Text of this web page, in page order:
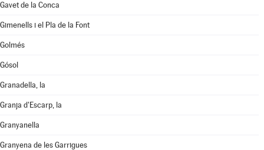
Gavet de la Conca
Gimenells i el Pla de la Font
Golmés
Gósol
Granadella, la
Granja d'Escarp, la
Granyanella
Granyena de les Garrigues